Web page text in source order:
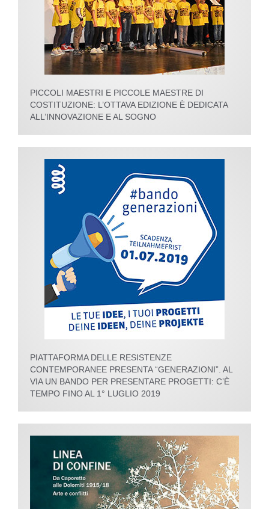
PICCOLI MAESTRI E PICCOLE MAESTRE DI
COSTITUZIONE: L’OTTAVA EDIZIONE È DEDICATA
ALL’INNOVAZIONE E AL SOGNO
PIATTAFORMA DELLE RESISTENZE
CONTEMPORANEE PRESENTA “GENERAZIONI”. AL
VIA UN BANDO PER PRESENTARE PROGETTI: C’È
TEMPO FINO AL 1° LUGLIO 2019